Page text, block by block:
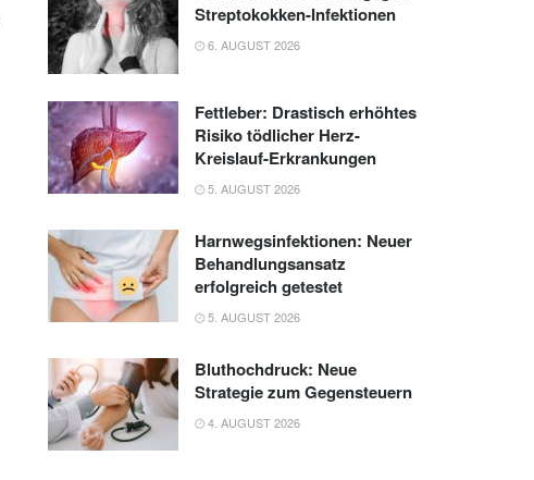
Streptokokken-Infektionen
6. AUGUST 2026
Fettleber: Drastisch erhöhtes
Risiko tödlicher Herz-
Kreislauf-Erkrankungen
5. AUGUST 2026
Harnwegsinfektionen: Neuer
Behandlungsansatz
erfolgreich getestet
5. AUGUST 2026
Bluthochdruck: Neue
Strategie zum Gegensteuern
4. AUGUST 2026